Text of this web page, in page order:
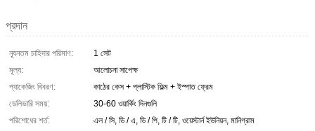
প্রদান
ন্যূনতম চাহিদার পরিমাণ:
1 সেট
মূল্য:
আলোচনা সাপেক্ষ
প্যাকেজিং বিবরণ:
কাঠের কেস + প্লাস্টিক ফিল্ম + ইস্পাত ফ্রেম
ডেলিভারি সময়:
30-60 ওয়ার্কিং দিনগুলি
পরিশোধের শর্ত:
এল / সি, ডি / এ, ডি / পি, টি / টি, ওয়েস্টার্ন ইউনিয়ন, মানিগ্রাম